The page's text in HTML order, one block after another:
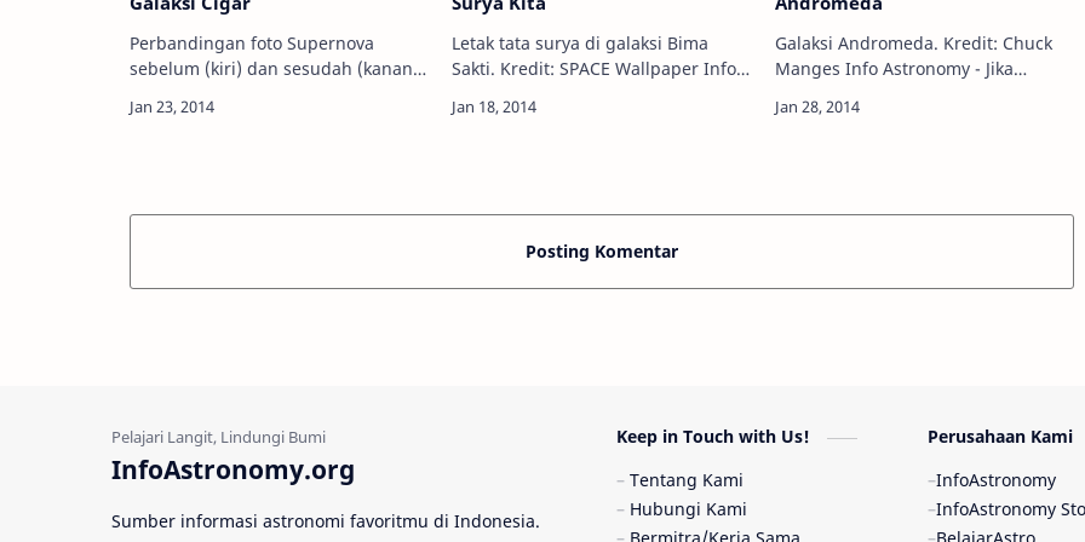
Perbandingan foto Supernova
sebelum (kiri) dan sesudah (kanan).
Astronomy - Sebuah bintang yang
Letak tata surya di galaksi Bima
Sakti. Kredit: SPACE Wallpaper Info
sistwm Tata surya kita mengorbit
Galaksi Andromeda. Kredit: Chuck
Manges Info Astronomy - Jika
malam dengan penuh bintang-
Posting Komentar
InfoAstronomy.org
Sumber informasi astronomi favoritmu di Indonesia.
Keep in Touch with Us!
Tentang Kami
Hubungi Kami
Perusahaan Kami
InfoAstronomy
InfoAstronomy